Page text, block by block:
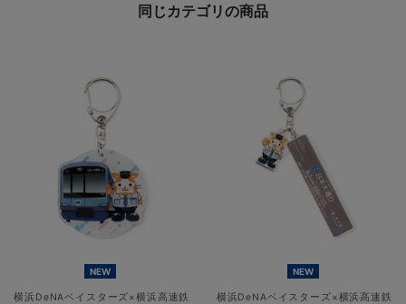
同じカテゴリの商品
NEW
横浜DeNAベイスターズ×横浜高速鉄
NEW
横浜DeNAベイスターズ×横浜高速鉄